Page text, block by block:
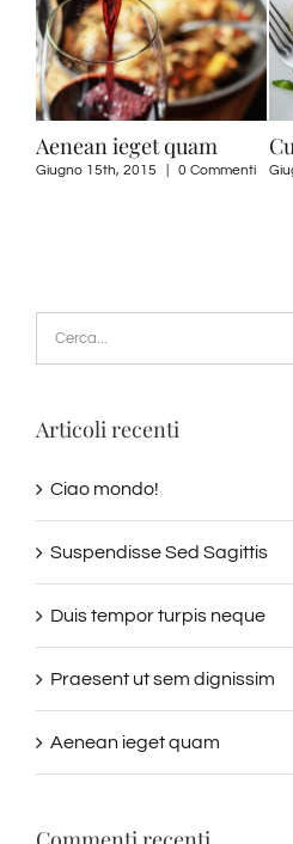
Nullam suscipit massi
Giugno 15th, 2015 | 0 Commenti